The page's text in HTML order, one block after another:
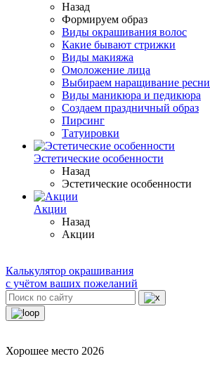
Назад
Формируем образ
Виды окрашивания волос
Какие бывают стрижки
Виды макияжа
Омоложение лица
Выбираем наращивание
Виды маникюра и педикюра
Создаем праздничный образ
Пирсинг
Татуировки
Эстетические особенности
Назад
Эстетические особенности
Акции
Назад
Акции
Калькулятор окрашивания
с учётом ваших пожеланий
Хорошее место 2026